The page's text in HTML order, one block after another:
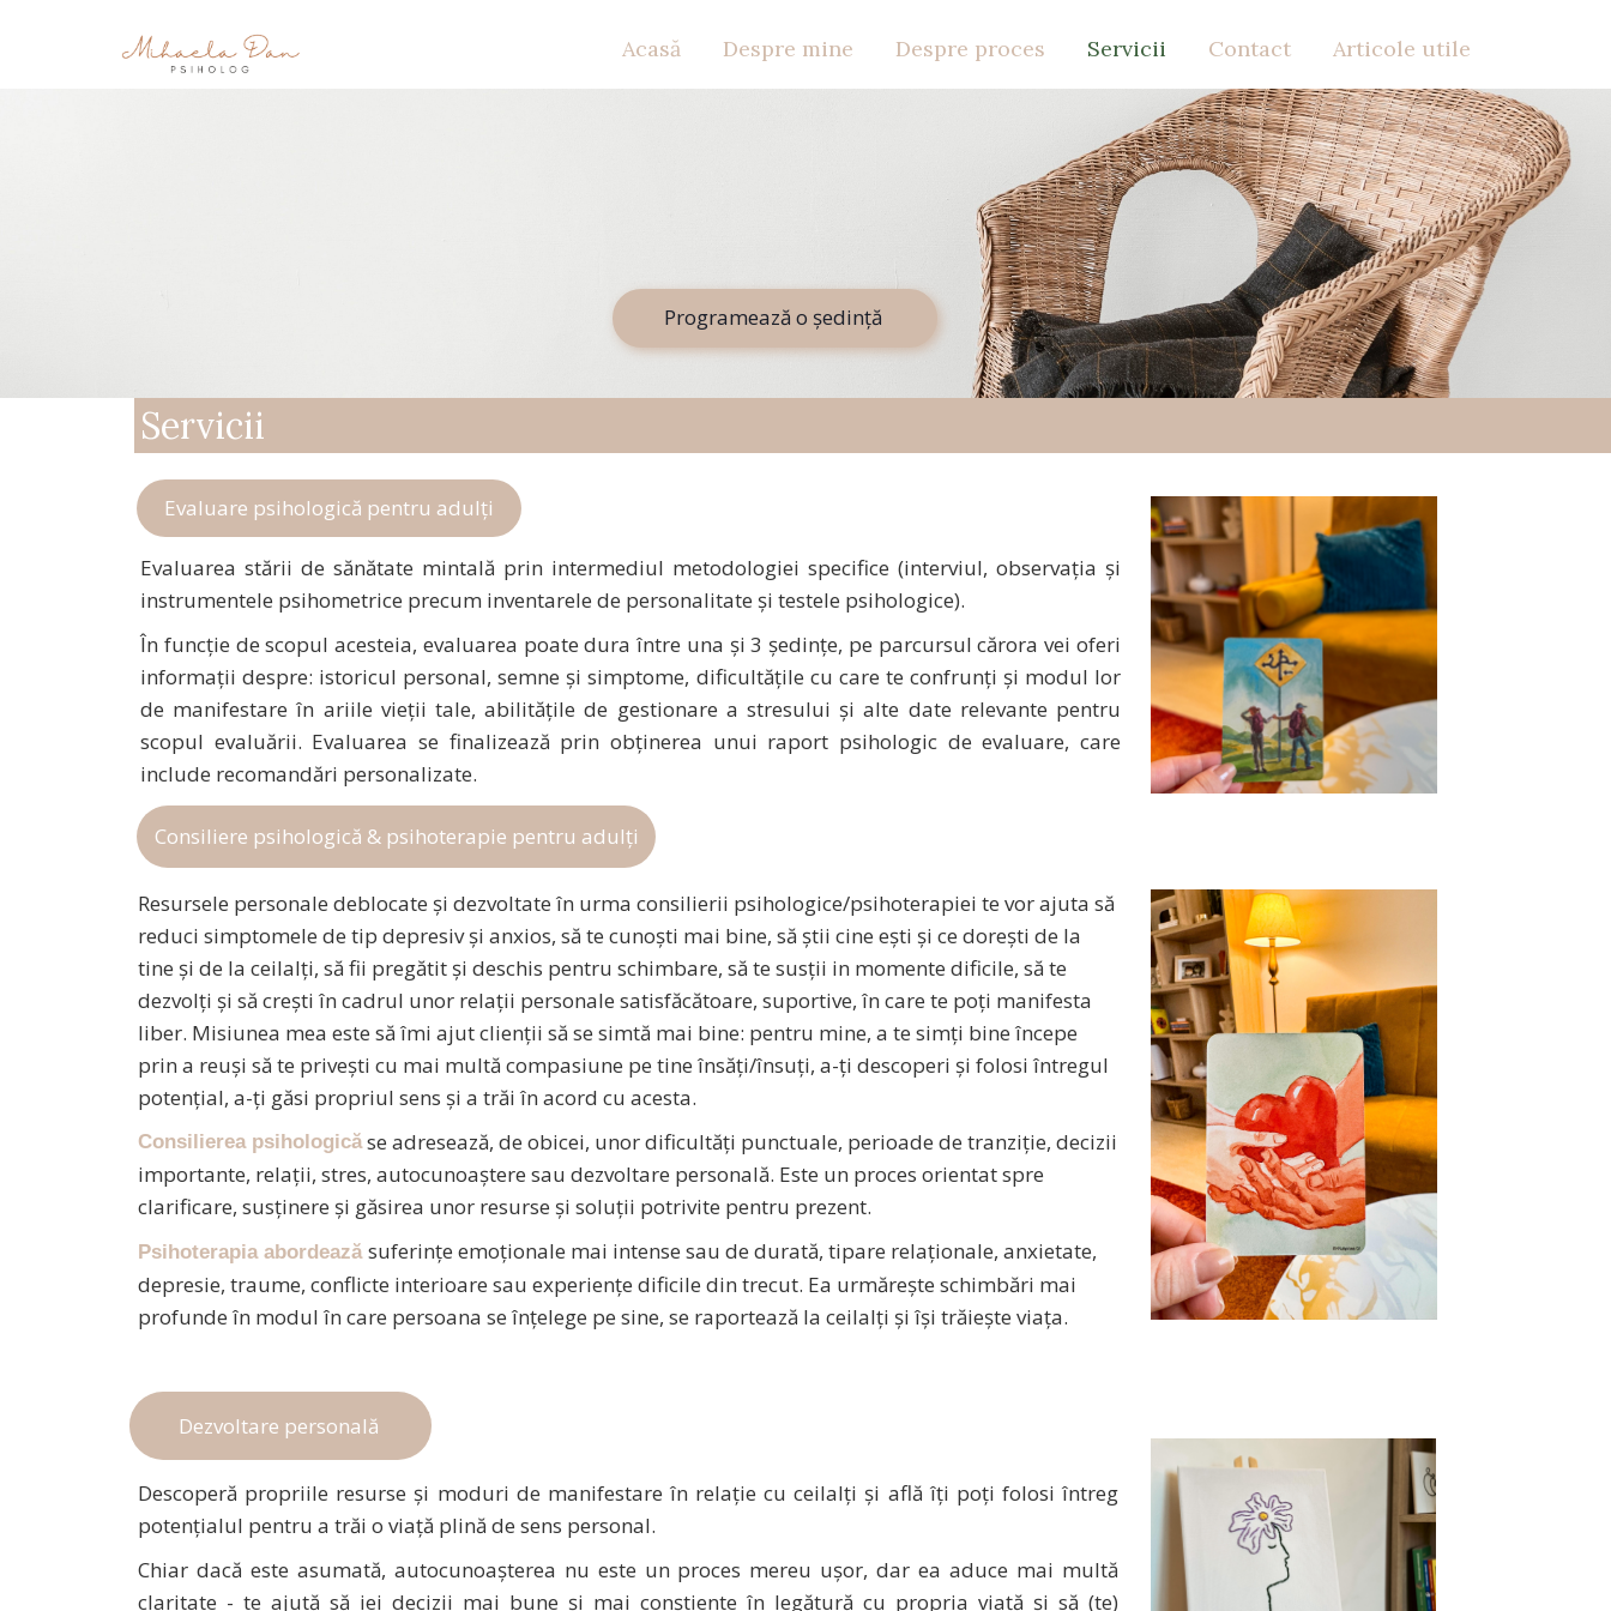
Acasă Despre mine Despre proces Servicii Contact Articole utile
Programează o şedinţă
Servicii
Dezvoltare personală
Consiliere psihologică & psihoterapie pentru adulți
Evaluare psihologică pentru adulți
Descoperă propriile resurse şi moduri de manifestare în relaţie cu ceilalţi şi află îţi poţi folosi întreg
potenţialul pentru a trăi o viaţă plină de sens personal.
Chiar dacă este asumată, autocunoașterea nu este un proces mereu ușor, dar ea aduce mai multă
claritate - te ajută să iei decizii mai bune și mai conștiente în legătură cu propria viață şi să (te)
Resursele personale deblocate și dezvoltate în urma consilierii psihologice/psihoterapiei te vor ajuta să
reduci simptomele de tip depresiv şi anxios, să te cunoşti mai bine, să ştii cine ești și ce dorești de la
tine şi de la ceilalţi, să fii pregătit şi deschis pentru schimbare, să te susții in momente dificile, să te
dezvolţi şi să creşti în cadrul unor relații personale satisfăcătoare, suportive, în care te poți manifesta
liber. Misiunea mea este să îmi ajut clienţii să se simtă mai bine: pentru mine, a te simți bine începe
prin a reuși să te privești cu mai multă compasiune pe tine însăți/însuți, a-ți descoperi și folosi întregul
potențial, a-ți găsi propriul sens și a trăi în acord cu acesta.
Consilierea psihologicăse adresează, de obicei, unor dificultăți punctuale, perioade de tranziție, decizii
importante, relații, stres, autocunoaștere sau dezvoltare personală. Este un proces orientat spre
clarificare, susținere și găsirea unor resurse și soluții potrivite pentru prezent.
Psihoterapia abordează suferințe emoționale mai intense sau de durată, tipare relaționale, anxietate,
depresie, traume, conflicte interioare sau experiențe dificile din trecut. Ea urmărește schimbări mai
profunde în modul în care persoana se înțelege pe sine, se raportează la ceilalți și își trăiește viața.
Evaluarea stării de sănătate mintală prin intermediul metodologiei specifice (interviul, observaţia şi
instrumentele psihometrice precum inventarele de personalitate şi testele psihologice).
În funcţie de scopul acesteia, evaluarea poate dura între una şi 3 şedinţe, pe parcursul cărora vei oferi
informaţii despre: istoricul personal, semne şi simptome, dificultăţile cu care te confrunţi şi modul lor
de manifestare în ariile vieţii tale, abilităţile de gestionare a stresului şi alte date relevante pentru
scopul evaluării. Evaluarea se finalizează prin obţinerea unui raport psihologic de evaluare, care
include recomandări personalizate.